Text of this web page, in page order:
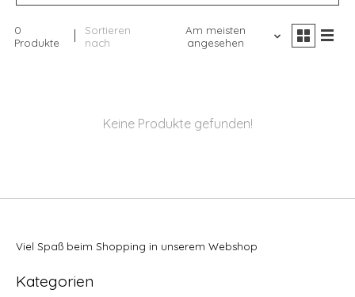
0
Produkte
Sortieren
nach
Am meisten
angesehen
Keine Produkte gefunden!
Viel Spaß beim Shopping in unserem Webshop
Kategorien